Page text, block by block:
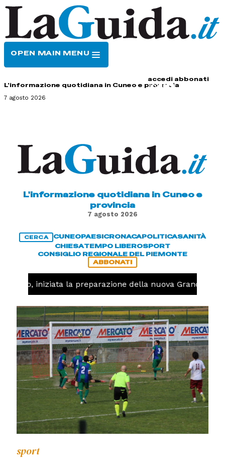
OPEN MAIN MENU
accedi abbonati
L'informazione quotidiana in Cuneo e provincia
7 agosto 2026
L'informazione quotidiana in Cuneo e
provincia
7 agosto 2026
CERCA CUNEOPAESICRONACAPOLITICASANITÀ
CHIESATEMPO LIBEROSPORT
CONSIGLIO REGIONALE DEL PIEMONTE
ABBONATI
iniziata la preparazione della nuova Granda Volley
sport